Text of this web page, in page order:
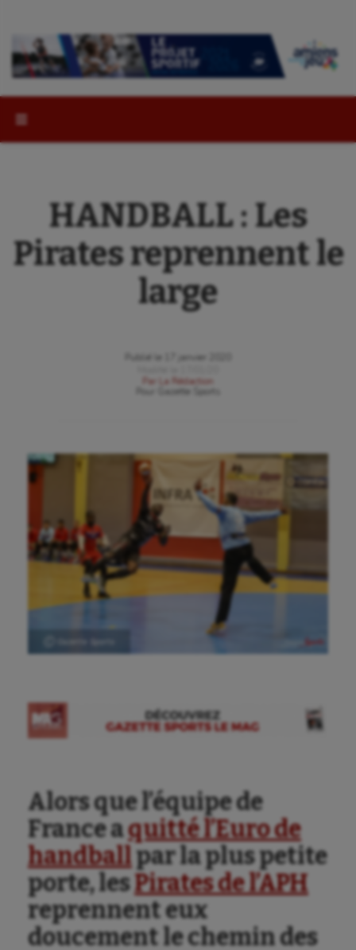
Aéronautique
Athlétisme
Auto
HANDBALL : Les
Pirates reprennent le
large
Publié le
17 janvier 2020
Par
La Rédaction
Gazette Sports
Alors que l’équipe de
France aquitté l’Euro de
handball par la plus petite
porte, lesPirates de l’APH
reprennent eux
doucement le chemin des